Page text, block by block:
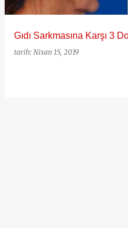
Gıdı Sarkmasına Karşı 3
tarih: Nisan 15, 2019